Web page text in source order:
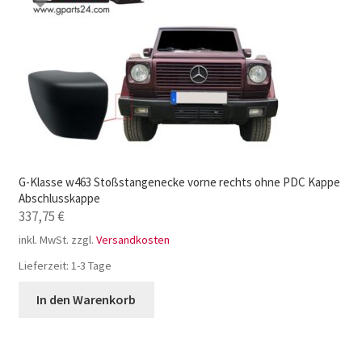
G-Klasse w463 Stoßstangenecke vorne rechts ohne PDC Kappe
Abschlusskappe
337,75€
inkl. MwSt. zzgl. Versandkosten
Lieferzeit: 1-3 Tage
In den Warenkorb